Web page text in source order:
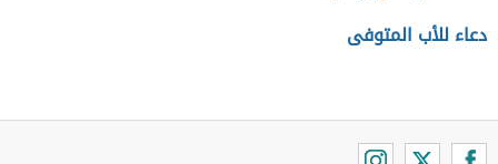
دعاء للأب المتوفى